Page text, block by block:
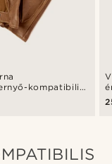
kompatibilis
kesztyű